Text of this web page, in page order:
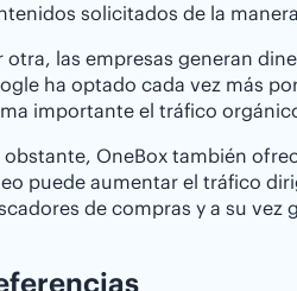
solicitados de la
otra, las empresas generan
ha optado cada vez más
importante el tráfico
obstante, OneBox también
puede aumentar el tráfico
de compras y a su